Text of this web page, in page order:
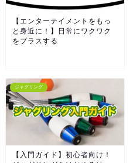
【エンターテイメントをもっ
と身近に！】日常にワクワク
をプラスする
ジャグリング
【入門ガイド】初心者向け！